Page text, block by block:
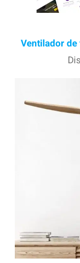
Ventilador de